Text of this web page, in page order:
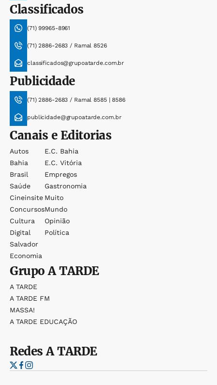
Classificados
(71) 99965-8961
(71) 2886-2683 / Ramal 8526
classificados@grupoatarde.com.br
Publicidade
(71) 2886-2683 / Ramal 8585 | 8586
publicidade@grupoatarde.com.br
Canais e Editorias
Autos
Bahia
Brasil
Saúde
Cineinsite
Concursos
Cultura
Digital
Salvador
Economia
E.c. Bahia
E.c. Vitória
Empregos
Gastronomia
Muito
Mundo
Opinião
Política
GrupoA TARDE
A TARDE
A TARDE FM
MASSA!
A TARDE EDUCAÇÃO
RedesA TARDE